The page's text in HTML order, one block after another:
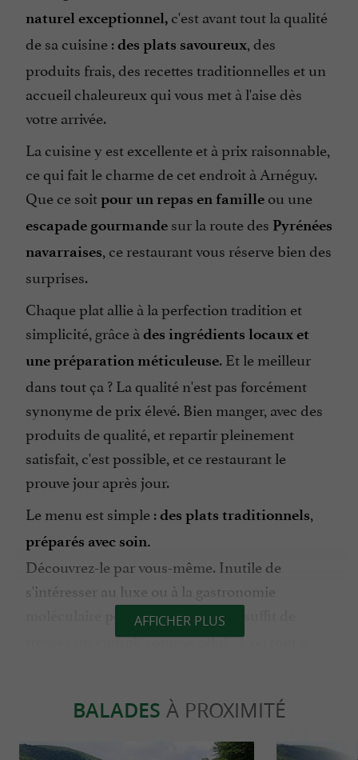
naturel exceptionnel, c'est avant tout la qualité
de sa cuisine :des plats savoureux, des
produits frais, des recettes traditionnelles et un
accueil chaleureux qui vous met à l'aise dès
votre arrivée.
La cuisine y est excellente et à prix raisonnable,
ce qui fait le charme de cet endroit à Arnéguy.
Que ce soitpour un repas en famille ou une
escapade gourmande sur la route des Pyrénées
navarraises, ce restaurant vous réserve bien des
surprises.
Chaque plat allie à la perfection tradition et
simplicité, grâce à des ingrédients locauxet
une préparation méticuleuse. Et le meilleur
dans tout ça ? La qualité n'est pas forcément
synonyme de prix élevé. Bien manger, avec des
produits de qualité, et repartir pleinement
satisfait, c'est possible, et ce restaurant le
prouve jour après jour.
Le menu est simple :des plats traditionnels,
préparés avec soin.
Découvrez-le par vous-même. Inutile de
s'intéresser au luxe ou à la gastronomie
pour bien manger
trouver un endroit comme celui-ci, où tout a
AFFICHER PLUS
BALADES À PROXIMITÉ